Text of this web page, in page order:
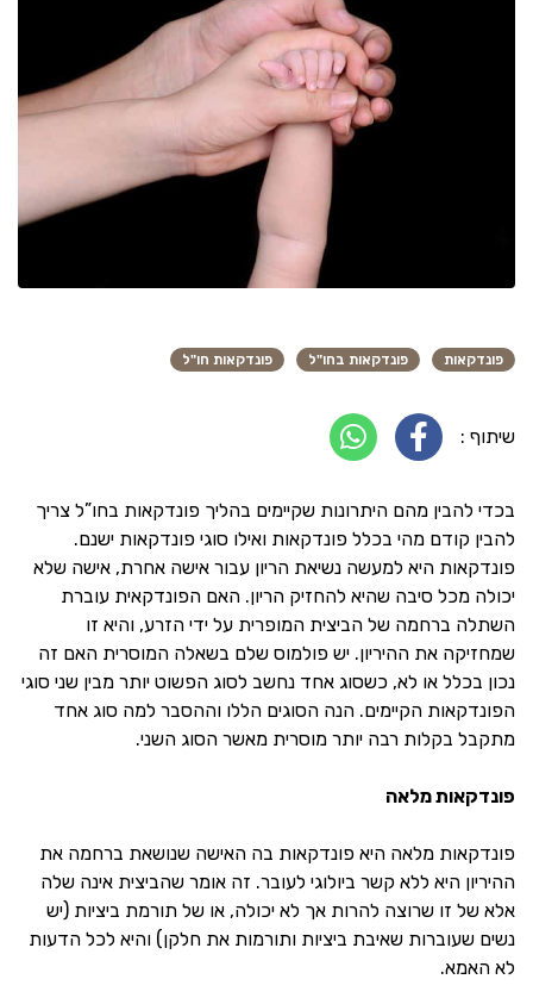
פונדקאות פונדקאות בחו"ל פונדקאות חו"ל
שיתוף :
בכדי להבין מהם היתרונות שקיימים בהליך פונדקאות בחו”ל צריך
להבין קודם מהי בכלל פונדקאות ואילו סוגי פונדקאות ישנם.
פונדקאות היא למעשה נשיאת הריון עבור אישה אחרת, אישה שלא
יכולה מכל סיבה שהיא להחזיק הריון. האם הפונדקאית עוברת
השתלה ברחמה של הביצית המופרית על ידי הזרע, והיא זו
שמחזיקה את ההיריון. יש פולמוס שלם בשאלה המוסרית האם זה
נכון בכלל או לא, כשסוג אחד נחשב לסוג הפשוט יותר מבין שני סוגי
הפונדקאות הקיימים. הנה הסוגים הללו וההסבר למה סוג אחד
מתקבל בקלות רבה יותר מוסרית מאשר הסוג השני.
פונדקאות מלאה
פונדקאות מלאה היא פונדקאות בה האישה שנושאת ברחמה את
ההיריון היא ללא קשר ביולוגי לעובר. זה אומר שהביצית אינה שלה
אלא של זו שרוצה להרות אך לא יכולה, או של תורמת ביציות (יש
נשים שעוברות שאיבת ביציות ותורמות את חלקן) והיא לכל הדעות
לא האמא.